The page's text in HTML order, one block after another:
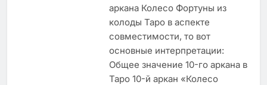
аркана Колесо Фортуны из
колоды Таро в аспекте
совместимости, то вот
основные интерпретации:
Общее значение 10-го аркана в
Таро 10-й аркан «Колесо